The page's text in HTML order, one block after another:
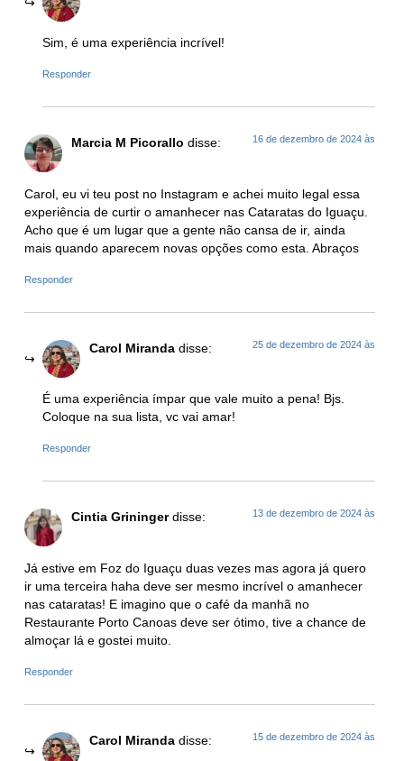
Sim, é uma experiência incrível!
Responder
Marcia M Picorallo disse: 16 de dezembro de 2024 às
Carol, eu vi teu post no Instagram e achei muito legal essa
experiência de curtir o amanhecer nas Cataratas do Iguaçu.
Acho que é um lugar que a gente não cansa de ir, ainda
mais quando aparecem novas opções como esta. Abraços
Responder
Carol Miranda disse: 25 de dezembro de 2024 às
É uma experiência ímpar que vale muito a pena! Bjs.
Coloque na sua lista, vc vai amar!
Responder
Cintia Grininger disse: 13 de dezembro de 2024 às
Já estive em Foz do Iguaçu duas vezes mas agora já quero
ir uma terceira haha deve ser mesmo incrível o amanhecer
nas cataratas! E imagino que o café da manhã no
Restaurante Porto Canoas deve ser ótimo, tive a chance de
almoçar lá e gostei muito.
Responder
Carol Miranda disse: 15 de dezembro de 2024 às